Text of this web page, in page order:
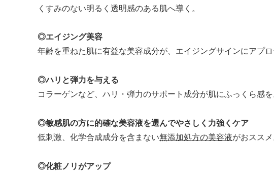
くすみのない明るく透明感のある肌へ導く。
◎エイジング美容
年齢を重ねた肌に有益な美容成分が、エイジングサインにアプロ
◎ハリと弾力を与える
コラーゲンなど、ハリ・弾力のサポート成分が肌にふっくら感を
◎敏感肌の方に的確な美容液を選んでやさしく力強くケア
低刺激、化学合成成分を含まない無添加処方の美容液がおススメ
◎化粧ノリがアップ